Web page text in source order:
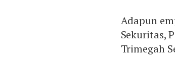
Adapun
Sekuritas,
Trimegah